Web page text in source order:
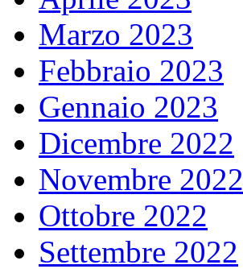
Marzo 2023
Febbraio 2023
Gennaio 2023
Dicembre 2022
Novembre 2022
Ottobre 2022
Settembre 2022